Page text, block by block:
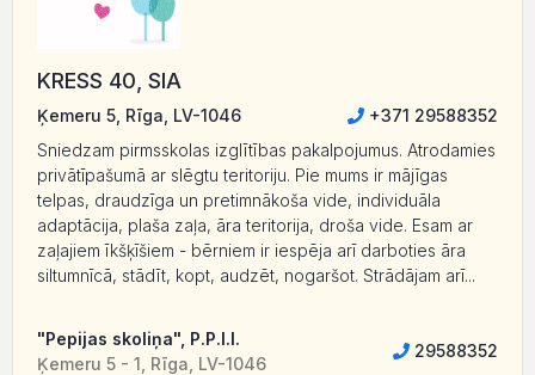
KRESS 40, SIA
Ķemeru 5, Rīga, LV-1046
+371 29588352
Sniedzam pirmsskolas izglītības pakalpojumus. Atrodamies
privātīpašumā ar slēgtu teritoriju. Pie mums ir mājīgas
telpas, draudzīga un pretimnākoša vide, individuāla
adaptācija, plaša zaļa, āra teritorija, droša vide. Esam ar
zaļajiem īkšķīšiem - bērniem ir iespēja arī darboties āra
siltumnīcā, stādīt, kopt, audzēt, nogaršot. Strādājam arī...
"Pepijas skoliņa", P.P.I.I.
Ķemeru 5 - 1, Rīga, LV-1046
29588352